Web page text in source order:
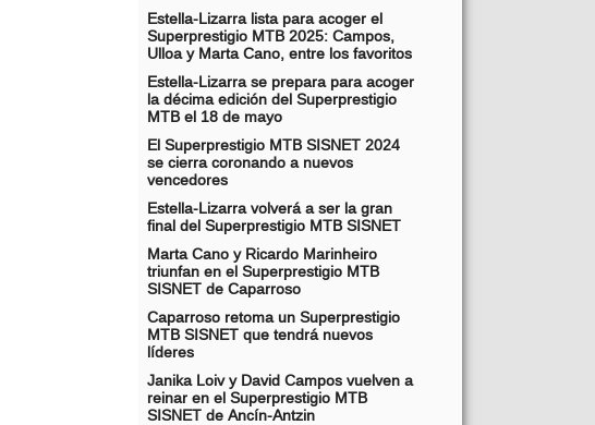
Estella-Lizarra lista para acoger el
Superprestigio MTB 2025: Campos,
Ulloa y Marta Cano, entre los favoritos
Estella-Lizarra se prepara para acoger
la décima edición del Superprestigio
MTB el 18 de mayo
El Superprestigio MTB SISNET 2024
se cierra coronando a nuevos
vencedores
Estella-Lizarra volverá a ser la gran
final del Superprestigio MTB SISNET
Marta Cano y Ricardo Marinheiro
triunfan en el Superprestigio MTB
SISNET de Caparroso
Caparroso retoma un Superprestigio
MTB SISNET que tendrá nuevos
líderes
Janika Loiv y David Campos vuelven a
reinar en el Superprestigio MTB
SISNET de Ancín-Antzin